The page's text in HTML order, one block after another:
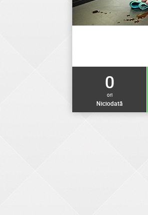
0
ori
Niciodată